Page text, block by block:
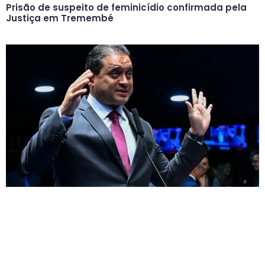
Prisão de suspeito de feminicídio confirmada pela
Justiça em Tremembé